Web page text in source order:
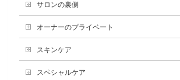
サロンの裏側
オーナーのプライベート
スキンケア
スペシャルケア